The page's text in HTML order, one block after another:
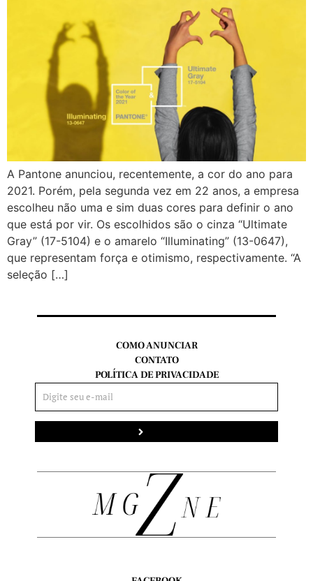
A Pantone anunciou, recentemente, a cor do ano para
2021. Porém, pela segunda vez em 22 anos, a empresa
escolheu não uma e sim duas cores para definir o ano
que está por vir. Os escolhidos são o cinza “Ultimate
Gray” (17-5104) e o amarelo “Illuminating” (13-0647),
que representam força e otimismo, respectivamente. “A
seleção […]
COMO ANUNCIAR
CONTATO
POLÍTICA DE PRIVACIDADE